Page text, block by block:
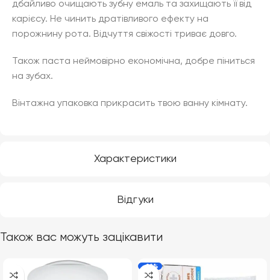
Характеристики
Відгуки
дбайливо очищають зубну емаль та захищають її від
карієсу. Не чинить дратівливого ефекту на
порожнину рота. Відчуття свіжості триває довго.
Також паста неймовірно економічна, добре піниться
на зубах.
Вінтажна упаковка прикрасить твою ванну кімнату.
Також вас можуть зацікавити
-22%